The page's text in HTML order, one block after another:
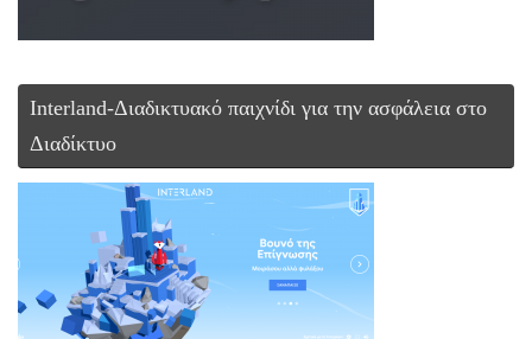
Interland-Διαδικτυακό παιχνίδι για την ασφάλεια στο
Διαδίκτυο